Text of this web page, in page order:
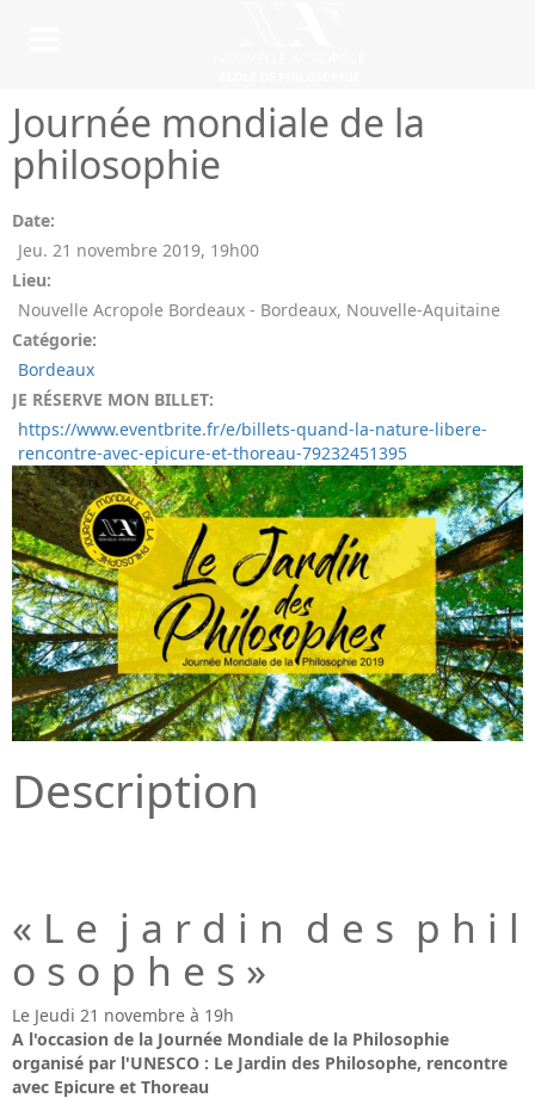
Journée mondiale de la
philosophie
Date:
Jeu. 21 novembre 2019, 19h00
Lieu:
Nouvelle Acropole Bordeaux - Bordeaux, Nouvelle-Aquitaine
Catégorie:
Bordeaux
JE RÉSERVE MON BILLET:
https://www.eventbrite.fr/e/billets-quand-la-nature-libere-
rencontre-avec-epicure-et-thoreau-79232451395
Description
« L e j a r d i n d e s p h i l
o s o p h e s »
Le Jeudi 21 novembre à 19h
A l'occasion de la Journée Mondiale de la Philosophie
organisé par l'UNESCO : Le Jardin des Philosophe, rencontre
avec Epicure et Thoreau